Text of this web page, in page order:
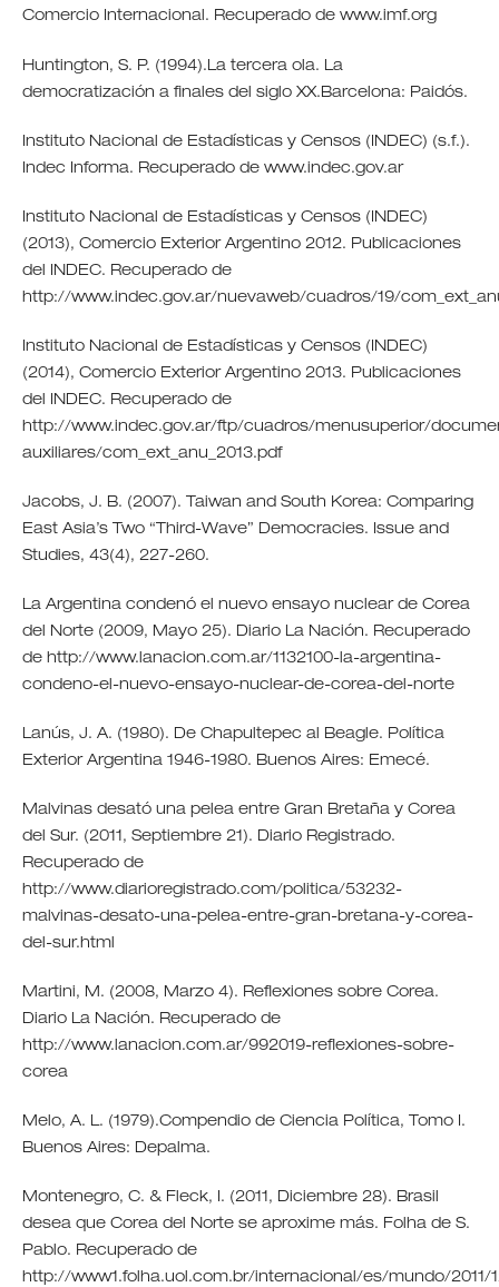
Comercio Internacional. Recuperado de www.imf.org
Huntington, S. P. (1994).La tercera ola. La
democratización a finales del siglo XX.Barcelona: Paidós.
Instituto Nacional de Estadísticas y Censos (INDEC) (s.f.).
Indec Informa. Recuperado de www.indec.gov.ar
Instituto Nacional de Estadísticas y Censos (INDEC)
(2013), Comercio Exterior Argentino 2012. Publicaciones
del INDEC. Recuperado de
http://www.indec.gov.ar/nuevaweb/cuadros/19/
Instituto Nacional de Estadísticas y Censos (INDEC)
(2014), Comercio Exterior Argentino 2013. Publicaciones
del INDEC. Recuperado de
http://www.indec.gov.ar/ftp/cuadros/menusuperior/
auxiliares/com_ext_anu_2013.pdf
Jacobs, J. B. (2007). Taiwan and South Korea: Comparing
East Asia’s Two “Third-Wave” Democracies. Issue and
Studies, 43(4), 227-260.
La Argentina condenó el nuevo ensayo nuclear de Corea
del Norte (2009, Mayo 25). Diario La Nación. Recuperado
de http://www.lanacion.com.ar/1132100-la-argentina-
condeno-el-nuevo-ensayo-nuclear-de-corea-del-norte
Lanús, J. A. (1980). De Chapultepec al Beagle. Política
Exterior Argentina 1946-1980. Buenos Aires: Emecé.
Malvinas desató una pelea entre Gran Bretaña y Corea
del Sur. (2011, Septiembre 21). Diario Registrado.
Recuperado de
http://www.diarioregistrado.com/politica/53232-
malvinas-desato-una-pelea-entre-gran-bretana-y-corea-
del-sur.html
Martini, M. (2008, Marzo 4). Reflexiones sobre Corea.
Diario La Nación. Recuperado de
http://www.lanacion.com.ar/992019-reflexiones-sobre-
corea
Melo, A. L. (1979).Compendio de Ciencia Política, Tomo I.
Buenos Aires: Depalma.
Montenegro, C. & Fleck, I. (2011, Diciembre 28). Brasil
desea que Corea del Norte se aproxime más. Folha de S.
Pablo. Recuperado de
http://www1.folha.uol.com.br/internacional/es/mundo/2011/